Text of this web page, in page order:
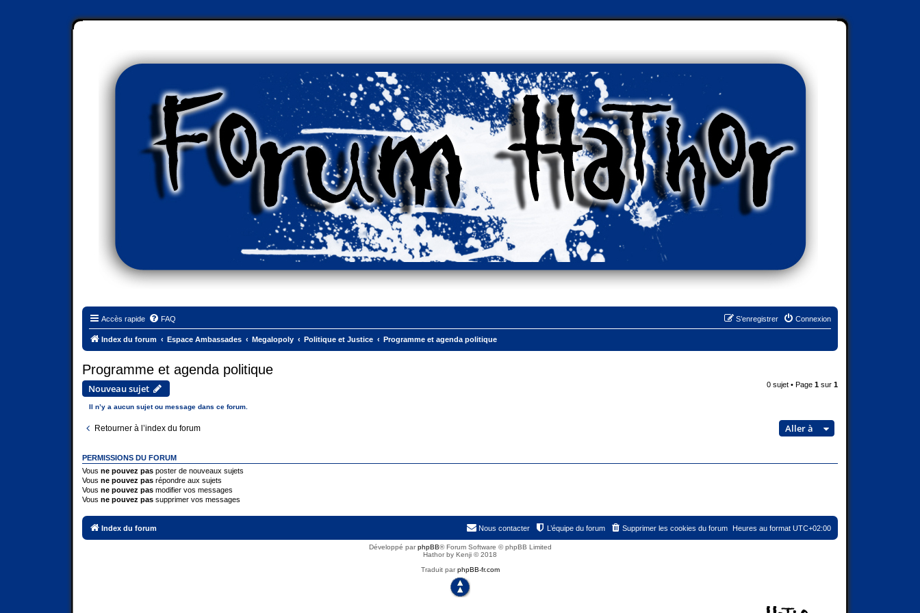
Accès rapide FAQ Connexion
S’enregistrer
Index du forum Espace Ambassades Megalopoly Politique et Justice Programme et agenda politique
Programme et agenda politique
Nouveau sujet 0 sujet • Page 1 sur 1
Il n’y a aucun sujet ou message dans ce forum.
Retourner à l’index du forum Aller à
PERMISSIONS DU FORUM
Vous ne pouvez pas poster de nouveaux sujets
Vous ne pouvez pas répondre aux sujets
Vous ne pouvez pas modifier vos messages
Vous ne pouvez pas supprimer vos messages
Index du forum Heures au format UTC+02:00
Supprimer les cookies du forum
L’équipe du forum
Nous contacter
Développé parphpBB® Forum Software © phpBB Limited
Hathor by Kenji © 2018
Traduit parphpBB-fr.com